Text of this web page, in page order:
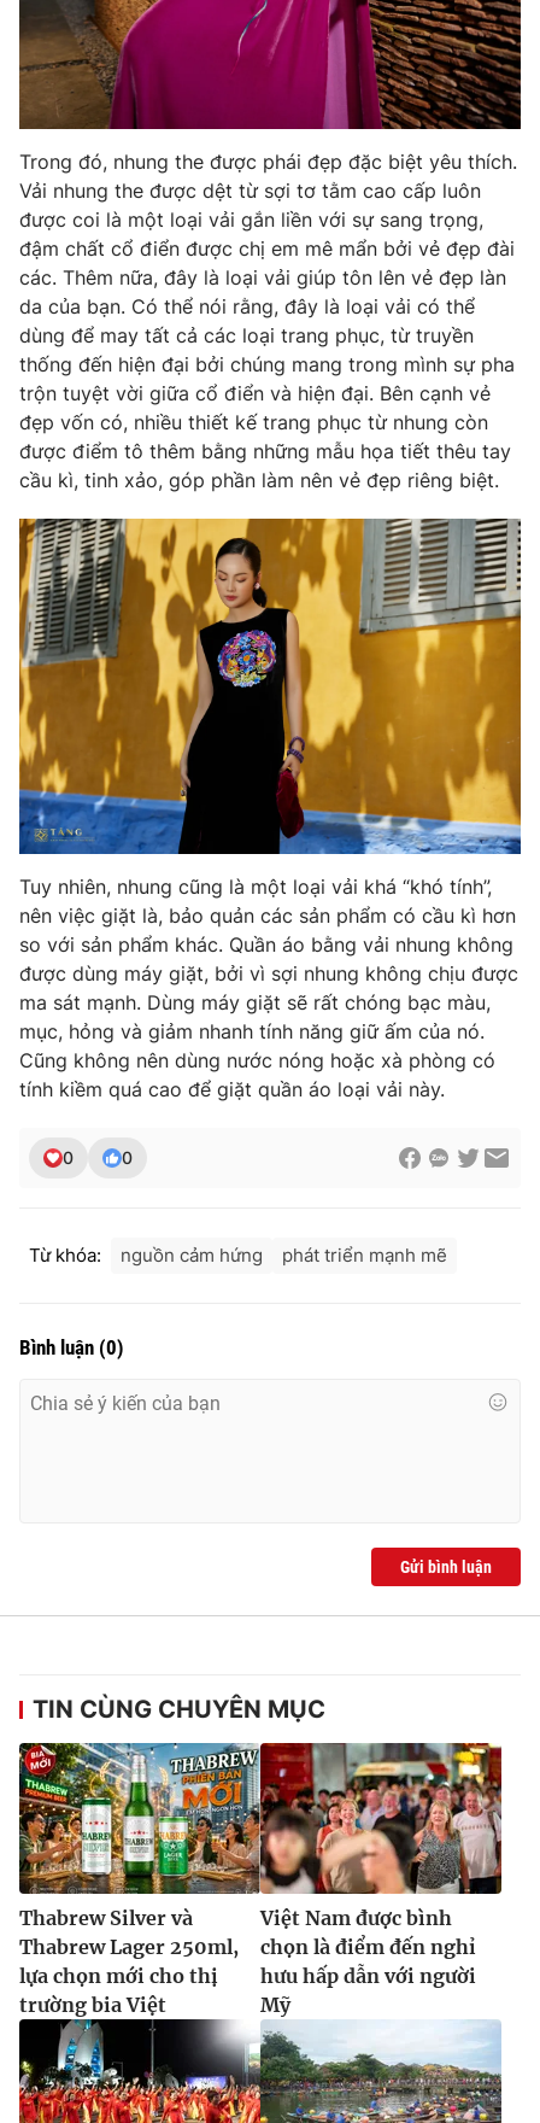
Trong đó, nhung the được phái đẹp đặc biệt yêu thích.
Vải nhung the được dệt từ sợi tơ tằm cao cấp luôn
được coi là một loại vải gắn liền với sự sang trọng,
đậm chất cổ điển được chị em mê mẩn bởi vẻ đẹp đài
các. Thêm nữa, đây là loại vải giúp tôn lên vẻ đẹp làn
da của bạn. Có thể nói rằng, đây là loại vải có thể
dùng để may tất cả các loại trang phục, từ truyền
thống đến hiện đại bởi chúng mang trong mình sự pha
trộn tuyệt vời giữa cổ điển và hiện đại. Bên cạnh vẻ
đẹp vốn có, nhiều thiết kế trang phục từ nhung còn
được điểm tô thêm bằng những mẫu họa tiết thêu tay
cầu kì, tinh xảo, góp phần làm nên vẻ đẹp riêng biệt.
Tuy nhiên, nhung cũng là một loại vải khá “khó tính”,
nên việc giặt là, bảo quản các sản phẩm có cầu kì hơn
so với sản phẩm khác. Quần áo bằng vải nhung không
được dùng máy giặt, bởi vì sợi nhung không chịu được
ma sát mạnh. Dùng máy giặt sẽ rất chóng bạc màu,
mục, hỏng và giảm nhanh tính năng giữ ấm của nó.
Cũng không nên dùng nước nóng hoặc xà phòng có
tính kiềm quá cao để giặt quần áo loại vải này.
0 0
Từ khóa: nguồn cảm hứng phát triển mạnh mẽ
Bình luận (0)
Gửi bình luận
TIN CÙNG CHUYÊN MỤC
Thabrew Silver và
Thabrew Lager 250ml,
lựa chọn mới cho thị
trường bia Việt
Việt Nam được bình
chọn là điểm đến nghỉ
hưu hấp dẫn với người
Mỹ